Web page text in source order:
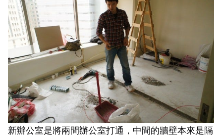
新辦公室是將兩間辦公室打通，中間的牆壁本來是隔